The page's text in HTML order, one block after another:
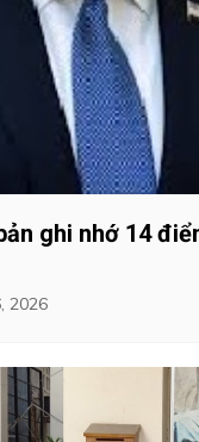
ghi nhớ 14
2026